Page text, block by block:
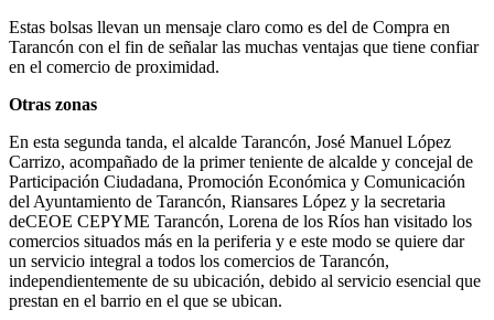
Estas bolsas llevan un mensaje claro como es del de Compra en
Tarancón con el fin de señalar las muchas ventajas que tiene confiar
en el comercio de proximidad.
Otras zonas
En esta segunda tanda, el alcalde Tarancón, José Manuel López
Carrizo, acompañado de la primer teniente de alcalde y concejal de
Participación Ciudadana, Promoción Económica y Comunicación
del Ayuntamiento de Tarancón, Riansares López y la secretaria
deCEOE CEPYME Tarancón, Lorena de los Ríos han visitado los
comercios situados más en la periferia y e este modo se quiere dar
un servicio integral a todos los comercios de Tarancón,
independientemente de su ubicación, debido al servicio esencial que
prestan en el barrio en el que se ubican.